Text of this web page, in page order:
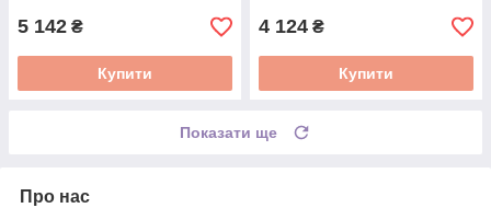
5 142 ₴
Купити
4 124 ₴
Купити
Показати ще
Про нас